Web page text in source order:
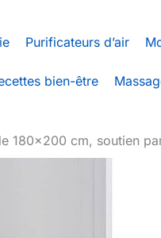
Purificateurs d’air
bien-être
180×200 cm, soutien